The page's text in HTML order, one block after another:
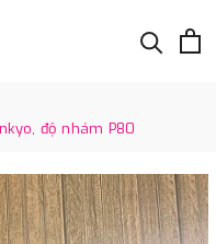
độ nhám P80